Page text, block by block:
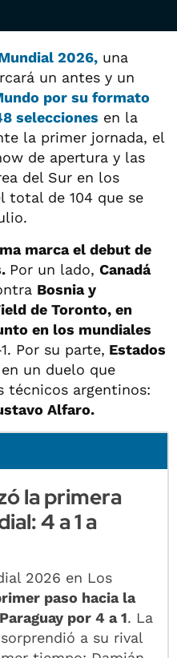
2026, una
un antes y un
por su formato
selecciones en la
la primer jornada, el
de apertura y las
del Sur en los
total de 104 que se
marca el debut de
Por un lado, Canadá
Bosnia y
de Toronto, en
en los mundiales
Por su parte, Estados
en un duelo que
técnicos argentinos:
Alfaro.
la primera
4 a 1 a
2026 en Los
paso hacia la
por 4 a 1. La
a su rival